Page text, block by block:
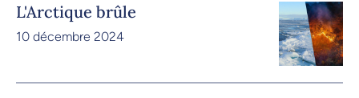
L'Arctique brûle
10 décembre 2024